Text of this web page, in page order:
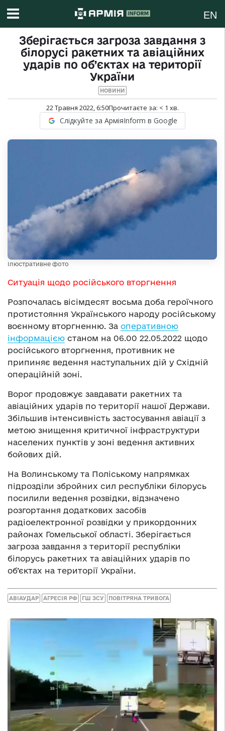
EN
Зберігається загроза завдання з
білорусі ракетних та авіаційних
ударів по об’єктах на території
України
НОВИНИ
22 Травня 2022, 6:50Прочитаєте за: < 1 хв.
Слідкуйте за АрміяInform в Google
Ілюстративне фото
Ситуація щодо російського вторгнення
Розпочалась вісімдесят восьма доба героїчного
протистояння Українського народу російському
воєнному вторгненню. За оперативною
інформацією станом на 06.00 22.05.2022 щодо
російського вторгнення, противник не
припиняє ведення наступальних дій у Східній
операційній зоні.
Ворог продовжує завдавати ракетних та
авіаційних ударів по території нашої Держави.
Збільшив інтенсивність застосування авіації з
метою знищення критичної інфраструктури
населених пунктів у зоні ведення активних
бойових дій.
На Волинському та Поліському напрямках
підрозділи збройних сил республіки білорусь
посилили ведення розвідки, відзначено
розгортання додаткових засобів
радіоелектронної розвідки у прикордонних
районах Гомельської області. Зберігається
загроза завдання з території республіки
білорусь ракетних та авіаційних ударів по
об’єктах на території України.
АВІАУДАР АГРЕСІЯ РФ ГШ ЗСУ ПОВІТРЯНА ТРИВОГА